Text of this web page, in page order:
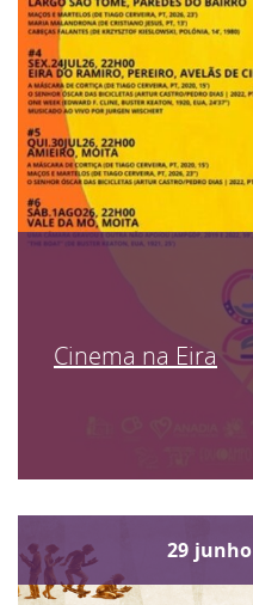
Cinema na Eira
29 junho